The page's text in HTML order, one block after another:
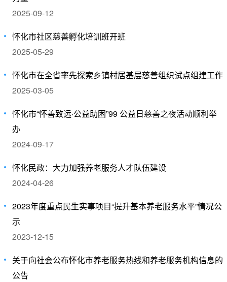
2025-09-12
怀化市社区慈善孵化培训班开班
2025-05-29
怀化市在全省率先探索乡镇村居基层慈善组织试点组建工作
2025-03-05
怀化市“怀善致远·公益助困”99 公益日慈善之夜活动顺利举
办
2024-09-17
怀化民政：大力加强养老服务人才队伍建设
2024-04-26
2023年度重点民生实事项目“提升基本养老服务水平”情况公
示
2023-12-15
关于向社会公布怀化市养老服务热线和养老服务机构信息的
公告